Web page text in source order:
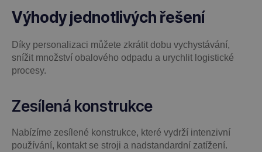
Výhody jednotlivých řešení
Díky personalizaci můžete zkrátit dobu vychystávání,
snížit množství obalového odpadu a urychlit logistické
procesy.
Zesílená konstrukce
Nabízíme zesílené konstrukce, které vydrží intenzivní
používání, kontakt se stroji a nadstandardní zatížení.